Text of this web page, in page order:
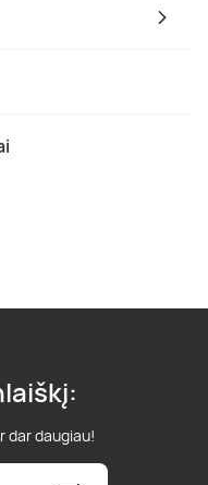
dar daugiau!